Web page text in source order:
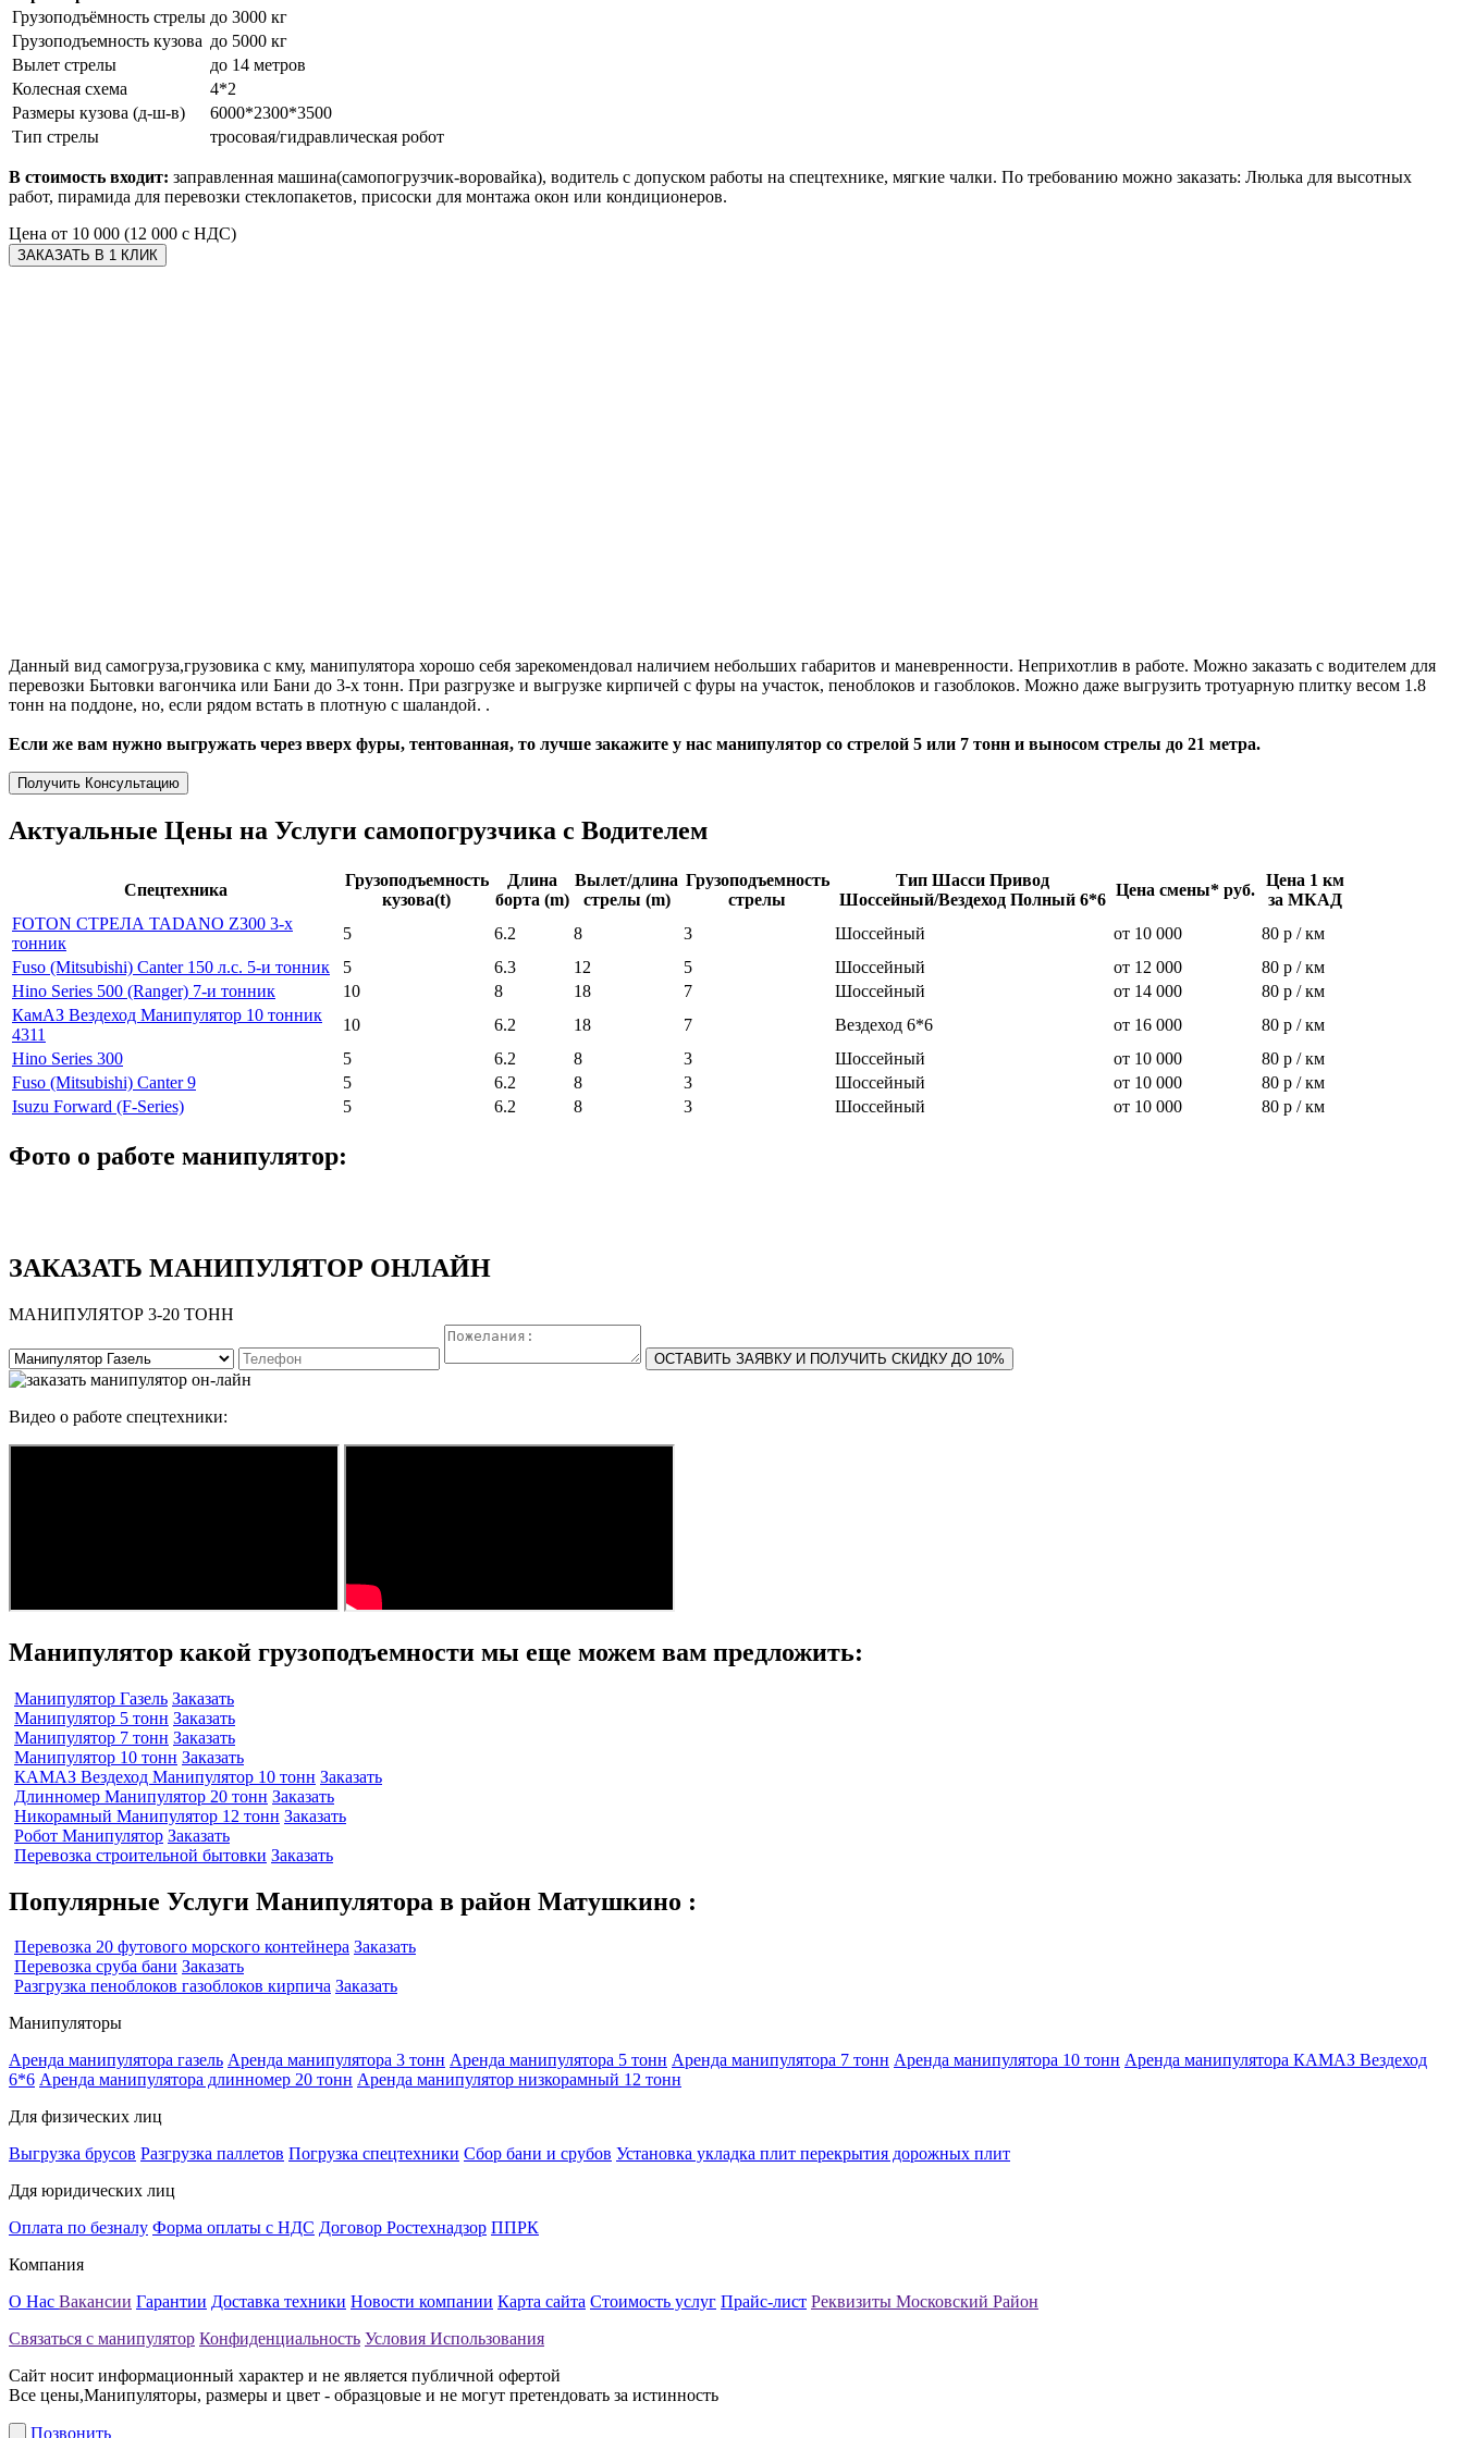
Грузоподъёмность стрелы до 3000 кг
Грузоподъемность кузова до 5000 кг
Вылет стрелы
до 14 метров
Колесная схема
4*2
Размеры кузова (д-ш-в)
6000*2300*3500
Тип стрелы
тросовая/гидравлическая робот
В стоимость входит: заправленная машина(самопогрузчик-воровайка), водитель с допуском работы на спецтехнике, мягкие чалки. По требованию можно заказать: Люлька для высотных
работ, пирамида для перевозки стеклопакетов, присоски для монтажа окон или кондиционеров.
Цена от 10 000 (12 000 с НДС)
ЗАКАЗАТЬ В 1 КЛИК
Данный вид самогруза,грузовика с кму, манипулятора хорошо себя зарекомендовал наличием небольших габаритов и маневренности. Неприхотлив в работе. Можно заказать с водителем для
перевозки Бытовки вагончика или Бани до 3-х тонн. При разгрузке и выгрузке кирпичей с фуры на участок, пеноблоков и газоблоков. Можно даже выгрузить тротуарную плитку весом 1.8
тонн на поддоне, но, если рядом встать в плотную с шаландой. .
Если же вам нужно выгружать через вверх фуры, тентованная, то лучше закажите у нас манипулятор со стрелой 5 или 7 тонн и выносом стрелы до 21 метра.
Получить Консультацию
Актуальные Цены на Услуги самопогрузчика с Водителем
Спецтехника
Грузоподъемность
кузова(t)
Длина
борта (m)
Вылет/длина
стрелы (m)
Грузоподъемность
стрелы
Тип Шасси Привод
Шоссейный/Вездеход Полный 6*6
Цена смены* руб.
Цена 1 км
за МКАД
FOTON СТРЕЛА TADANO Z300 3-х
тонник
5 6.2 8 3 Шоссейный от 10 000
80 р / км
Fuso (Mitsubishi) Canter 150 л.с. 5-и тонник
5 6.3 12 5 Шоссейный от 12 000
80 р / км
Hino Series 500 (Ranger) 7-и тонник
10 8 18 7 Шоссейный от 14 000
80 р / км
КамАЗ Вездеход Манипулятор 10 тонник
4311
10 6.2 18 7 Вездеход 6*6 от 16 000
80 р / км
Hino Series 300
5 6.2 8 3 Шоссейный от 10 000
80 р / км
Fuso (Mitsubishi) Canter 9
5 6.2 8 3 Шоссейный от 10 000
80 р / км
Isuzu Forward (F-Series)
5 6.2 8 3 Шоссейный от 10 000 80 р / км
Фото о работе манипулятор:
ЗАКАЗАТЬ МАНИПУЛЯТОР ОНЛАЙН
МАНИПУЛЯТОР 3-20 ТОНН
ОСТАВИТЬ ЗАЯВКУ И ПОЛУЧИТЬ СКИДКУ ДО 10%
Видео о работе спецтехники:
Манипулятор какой грузоподъемности мы еще можем вам предложить:
Манипулятор Газель Заказать
Манипулятор 5 тонн Заказать
Манипулятор 7 тонн Заказать
Манипулятор 10 тонн Заказать
КАМАЗ Вездеход Манипулятор 10 тонн Заказать
Длинномер Манипулятор 20 тонн Заказать
Никорамный Манипулятор 12 тонн Заказать
Робот Манипулятор Заказать
Перевозка строительной бытовки Заказать
Популярные Услуги Манипулятора в район Матушкино :
Перевозка 20 футового морского контейнера Заказать
Перевозка сруба бани Заказать
Разгрузка пеноблоков газоблоков кирпича Заказать
Манипуляторы
Аренда манипулятора газель Аренда манипулятора 3 тонн Аренда манипулятора 5 тонн Аренда манипулятора 7 тонн Аренда манипулятора 10 тонн Аренда манипулятора КАМАЗ Вездеход
6*6 Аренда манипулятора длинномер 20 тонн Аренда манипулятор низкорамный 12 тонн
Для физических лиц
Выгрузка брусов Разгрузка паллетов Погрузка спецтехники Сбор бани и срубов Установка укладка плит перекрытия дорожных плит
Ддя юридических лиц
Оплата по безналу Форма оплаты с НДС Договор Ростехнадзор ППРК
Компания
О Нас Вакансии Гарантии Доставка техники Новости компании Карта сайта Стоимость услуг Прайс-лист Реквизиты Московский Район
Связаться с манипулятор Конфиденциальность Условия Использования
Сайт носит информационный характер и не является публичной офертой
Все цены,Манипуляторы, размеры и цвет - образцовые и не могут претендовать за истинность
Позвонить